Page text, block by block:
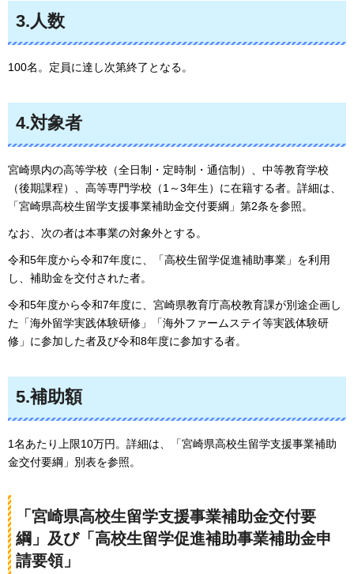
3.人数
100名。定員に達し次第終了となる。
4.対象者
宮崎県内の高等学校（全日制・定時制・通信制）、中等教育学校
（後期課程）、高等専門学校（1～3年生）に在籍する者。詳細は、
「宮崎県高校生留学支援事業補助金交付要綱」第2条を参照。
なお、次の者は本事業の対象外とする。
令和5年度から令和7年度に、「高校生留学促進補助事業」を利用
し、補助金を交付された者。
令和5年度から令和7年度に、宮崎県教育庁高校教育課が別途企画し
た「海外留学実践体験研修」「海外ファームステイ等実践体験研
修」に参加した者及び令和8年度に参加する者。
5.補助額
1名あたり上限10万円。詳細は、「宮崎県高校生留学支援事業補助
金交付要綱」別表を参照。
「宮崎県高校生留学支援事業補助金交付要
綱」及び「高校生留学促進補助事業補助金申
請要領」